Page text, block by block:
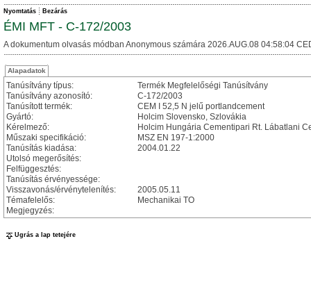
Nyomtatás Bezárás
ÉMI MFT - C-172/2003
A dokumentum olvasás módban Anonymous számára 2026.AUG.08 04:58:04
Alapadatok
Tanúsítvány típus:
Termék Megfelelőségi Tanúsítvány
Tanúsítvány azonosító:
C-172/2003
Tanúsított termék:
CEM I 52,5 N jelű portlandcement
Gyártó:
Holcim Slovensko, Szlovákia
Kérelmező:
Holcim Hungária Cementipari Rt. Lábatlani
Műszaki specifikáció:
MSZ EN 197-1:2000
Tanúsítás kiadása:
2004.01.22
Utolsó megerősítés:
Felfüggesztés:
Tanúsítás érvényessége:
Visszavonás/érvénytelenítés:
2005.05.11
Témafelelős:
Mechanikai TO
Megjegyzés:
Ugrás a lap tetejére